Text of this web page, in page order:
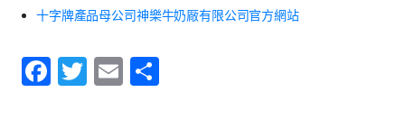
十字牌產品母公司神樂牛奶厰有限公司官方網站
F
T
E